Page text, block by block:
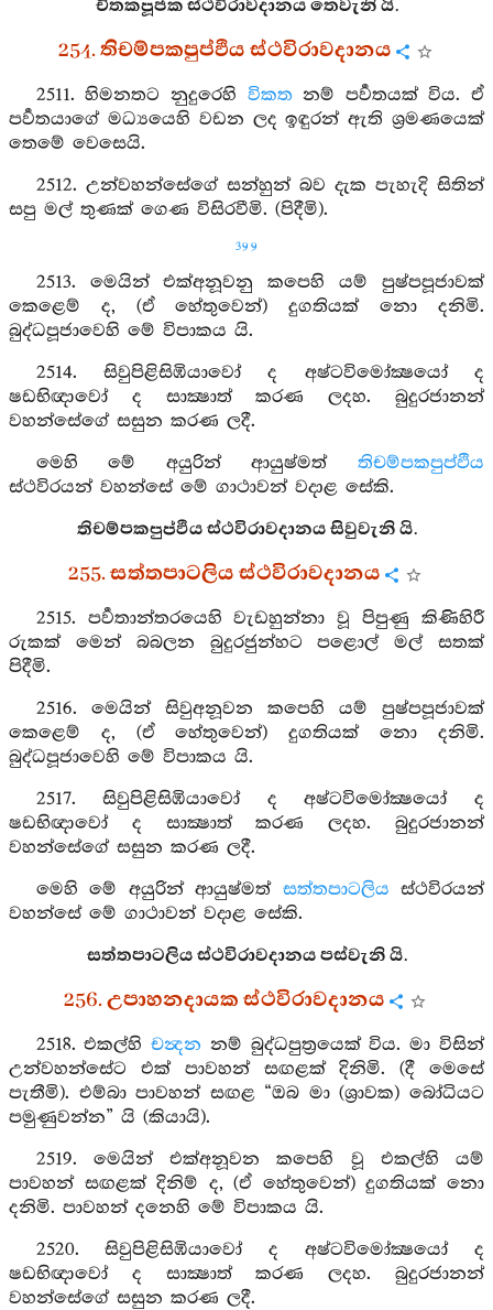
චිතකපූජක ස්ථවිරාවදානය තෙවැනි යි.
254. තිචම්පකපුප්ඵිය ස්ථවිරාවදානය
2511. හිමනතට නුදුරෙහි විකත නම් පර්‍වතයක් විය. ඒ
පර්‍වතයාගේ මධ්‍යයෙහි වඩන ලද ඉඳුරන් ඇති ශ්‍රමණයෙක්
තෙමේ වෙසෙයි.
2512. උන්වහන්සේගේ සන්හුන් බව දැක පැහැදි සිතින්
සපු මල් තුණක් ගෙණ විසිරවීමි. (පිදීමි).
399
2513. මෙයින් එක්අනූවනු කපෙහි යම් පුෂ්පපූජාවක්
කෙළෙම් ද, (ඒ හේතුවෙන්) දුගතියක් නො දනිමි.
බුද්ධපූජාවෙහි මේ විපාකය යි.
2514. සිවුපිළිසිඹියාවෝ ද අෂ්ටවිමෝක්‍ෂයෝ ද
ෂඩභිඥාවෝ ද සාක්‍ෂාත් කරණ ලදහ. බුදුරජානන්
වහන්සේගේ සසුන කරණ ලදී.
මෙහි මේ අයුරින් ආයුෂ්මත් තිචම්පකපුප්ඵිය
ස්ථවිරයන් වහන්සේ මේ ගාථාවන් වදාළ සේකි.
තිචම්පකපුප්ඵිය ස්ථවිරාවදානය සිවුවැනි යි.
255. සත්තපාටලිය ස්ථවිරාවදානය
2515. පර්‍වතාන්තරයෙහි වැඩහුන්නා වූ පිපුණු කිණිහිරී
රුකක් මෙන් බබලන බුදුරජුන්හට පළොල් මල් සතක්
පිදීමි.
2516. මෙයින් සිවුඅනූවන කපෙහි යම් පුෂ්පපූජාවක්
කෙළෙම් ද, (ඒ හේතුවෙන්) දුගතියක් නො දනිමි.
බුද්ධපූජාවෙහි මේ විපාකය යි.
2517. සිවුපිළිසිඹියාවෝ ද අෂ්ටවිමෝක්‍ෂයෝ ද
ෂඩභිඥාවෝ ද සාක්‍ෂාත් කරණ ලදහ. බුදුරජානන්
වහන්සේගේ සසුන කරණ ලදී.
මෙහි මේ අයුරින් ආයුෂ්මත් සත්තපාටලිය ස්ථවිරයන්
වහන්සේ මේ ගාථාවන් වදාළ සේකි.
සත්තපාටලිය ස්ථවිරාවදානය පස්වැනි යි.
256. උපාහනදායක ස්ථවිරාවදානය
2518. එකල්හිචන්‍දන නම් බුද්ධපුත්‍රයෙක් විය. මා විසින්
උන්වහන්සේට එක් පාවහන් සඟළක් දිනිමි. (දී මෙසේ
පැතීමි). එම්බා පාවහන් සඟළ “ඔබ මා (ශ්‍රාවක) බෝධියට
පමුණුවන්න” යි (කියායි).
2519. මෙයින් එක්අනූවන කපෙහි වූ එකල්හි යම්
පාවහන් සඟළක් දිනිම් ද, (ඒ හේතුවෙන්) දුගතියක් නො
දනිමි. පාවහන් දනෙහි මේ විපාකය යි.
2520. සිවුපිළිසිඹියාවෝ ද අෂ්ටවිමෝක්‍ෂයෝ ද
ෂඩභිඥාවෝ ද සාක්‍ෂාත් කරණ ලදහ. බුදුරජානන්
වහන්සේගේ සසුන කරණ ලදී.